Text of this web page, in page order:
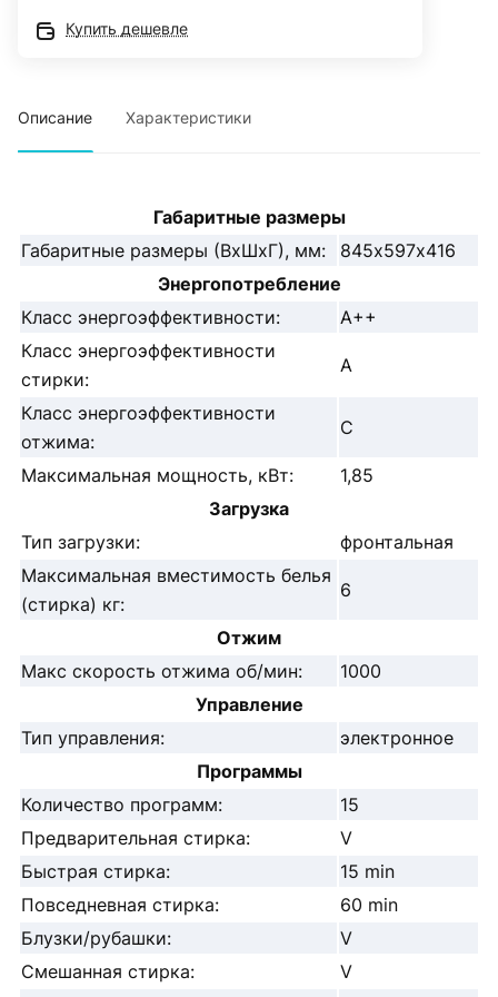
Купить дешевле
Описание Характеристики
Габаритные размеры
Габаритные размеры (ВхШхГ), мм:
845х597х416
Энергопотребление
Класс энергоэффективности:
А++
Класс энергоэффективности
стирки:
А
Класс энергоэффективности
отжима:
С
Максимальная мощность, кВт:
1,85
Загрузка
Тип загрузки:
фронтальная
Максимальная вместимость белья
(стирка) кг:
6
Отжим
Макс скорость отжима об/мин:
1000
Управление
Тип управления:
электронное
Программы
Количество программ:
15
Предварительная стирка:
V
Быстрая стирка:
15 min
Повседневная стирка:
60 min
Блузки/рубашки:
V
Смешанная стирка:
V